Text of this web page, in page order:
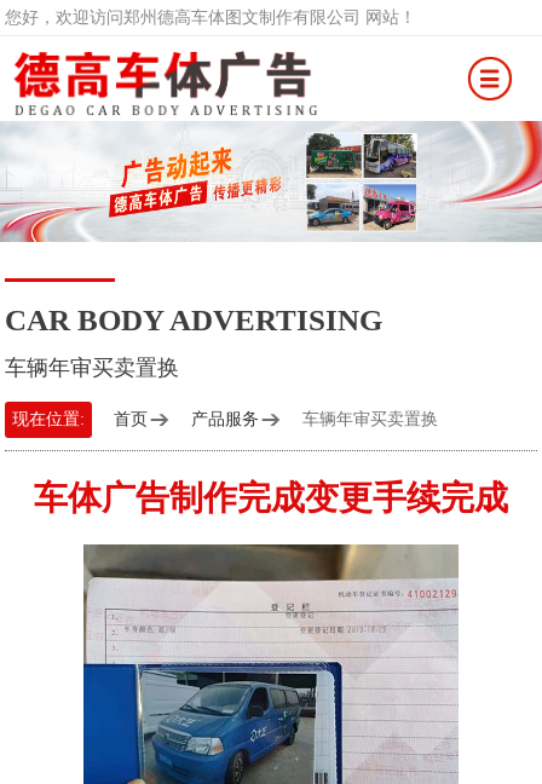
您好，欢迎访问郑州德高车体图文制作有限公司 网站！
CAR BODY ADVERTISING
车辆年审买卖置换
现在位置: 首页 产品服务 车辆年审买卖置换
车体广告制作完成变更手续完成